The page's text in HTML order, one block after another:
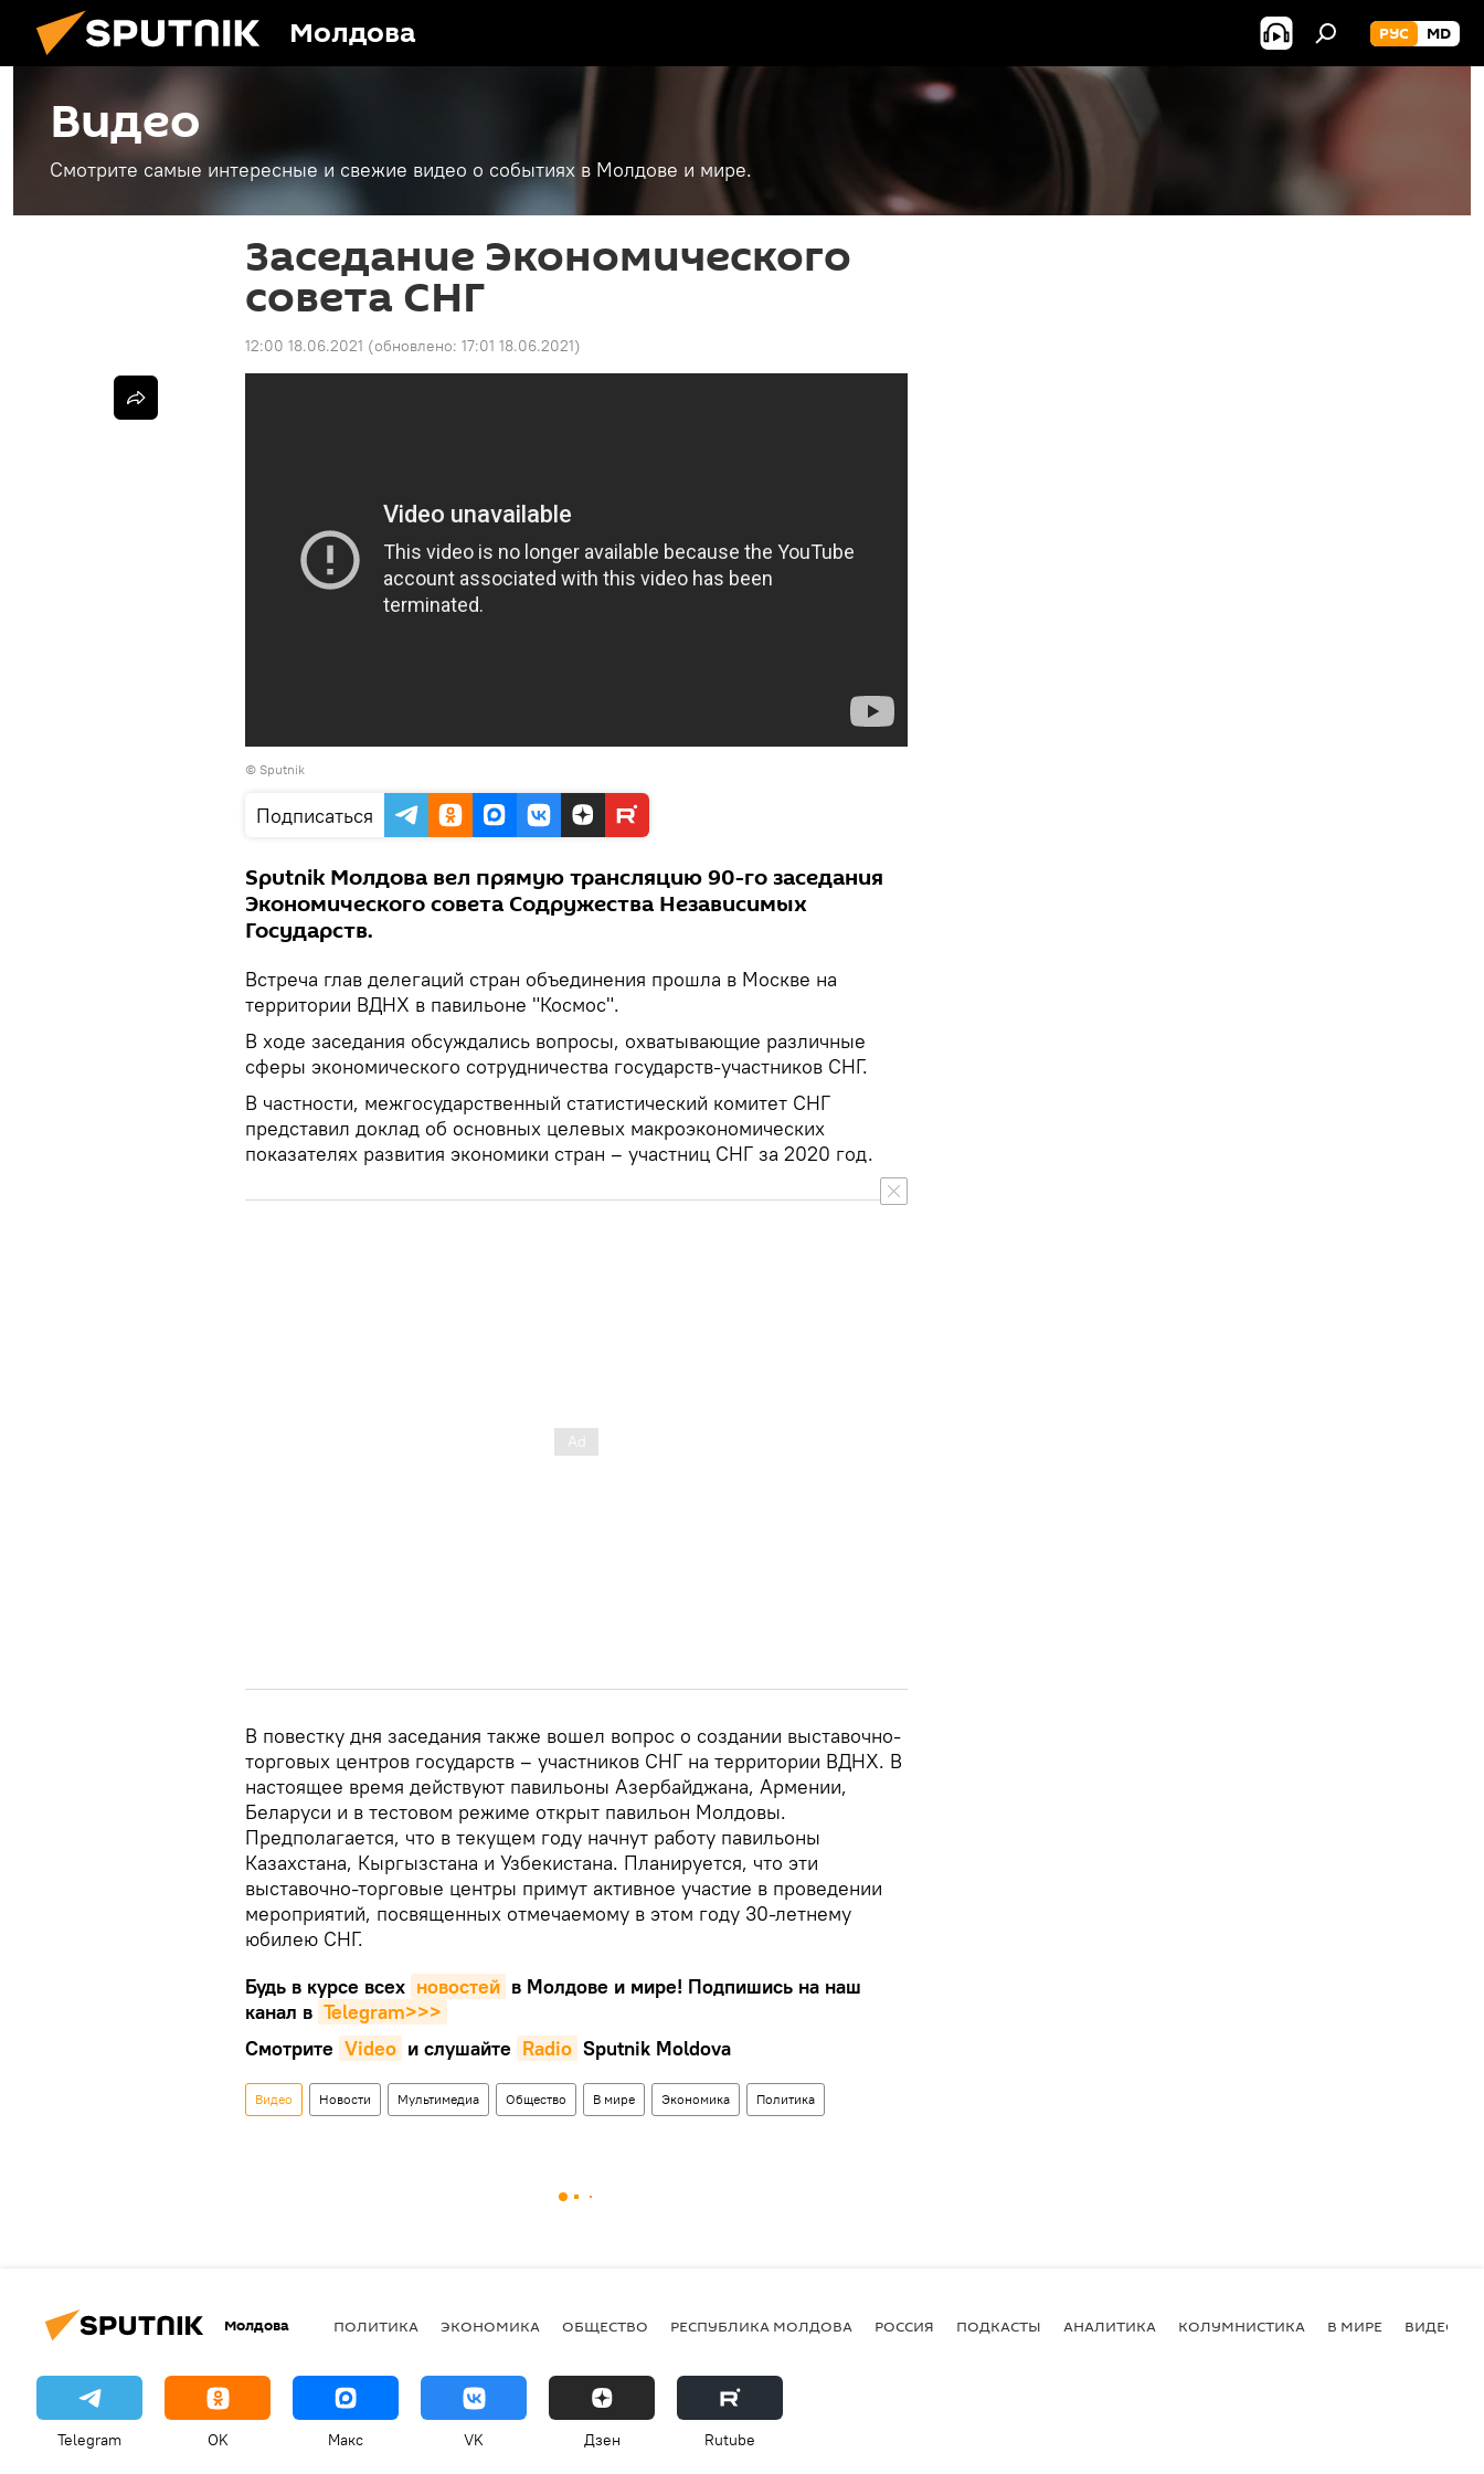
Молдова РУС MD
Видео
Смотрите самые интересные и свежие видео о событиях в Молдове и мире.
Заседание Экономического
совета СНГ
12:00 18.06.2021 (обновлено: 17:01 18.06.2021)
© Sputnik
Подписаться
Sputnik Молдова вел прямую трансляцию 90-го заседания
Экономического совета Содружества Независимых
Государств.
Встреча глав делегаций стран объединения прошла в Москве на
территории ВДНХ в павильоне "Космос".
В ходе заседания обсуждались вопросы, охватывающие различные
сферы экономического сотрудничества государств-участников СНГ.
В частности, межгосударственный статистический комитет СНГ
представил доклад об основных целевых макроэкономических
показателях развития экономики стран – участниц СНГ за 2020 год.
В повестку дня заседания также вошел вопрос о создании выставочно-
торговых центров государств – участников СНГ на территории ВДНХ. В
настоящее время действуют павильоны Азербайджана, Армении,
Беларуси и в тестовом режиме открыт павильон Молдовы.
Предполагается, что в текущем году начнут работу павильоны
Казахстана, Кыргызстана и Узбекистана. Планируется, что эти
выставочно-торговые центры примут активное участие в проведении
мероприятий, посвященных отмечаемому в этом году 30-летнему
юбилею СНГ.
Будь в курсе всех новостей в Молдове и мире! Подпишись на наш
канал в Telegram>>>
Смотрите Video и слушайте Radio Sputnik Moldova
Видео Новости Мультимедиа Общество В мире Экономика Политика
Молдова ПОЛИТИКА ЭКОНОМИКА ОБЩЕСТВО РЕСПУБЛИКА МОЛДОВА РОССИЯ ПОДКАСТЫ АНАЛИТИКА КОЛУМНИСТИКА В МИРЕ ВИДЕО
Telegram OK Макс VK Дзен Rutube